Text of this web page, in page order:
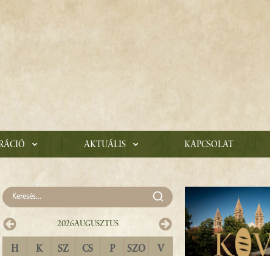
Aktuális Kapcsolat
2026Augusztus
H K SZ CS P SZO V